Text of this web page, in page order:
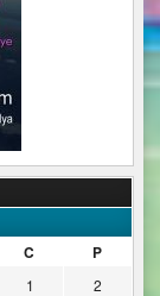
C P
1
2